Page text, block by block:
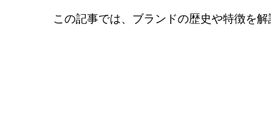
この記事では、ブランドの歴史や特徴を